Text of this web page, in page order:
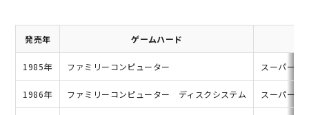
発売年 ゲームハード
1985年 ファミリーコンピューター スーパーマ
1986年 ファミリーコンピューター ディスクシステム スーパーマ